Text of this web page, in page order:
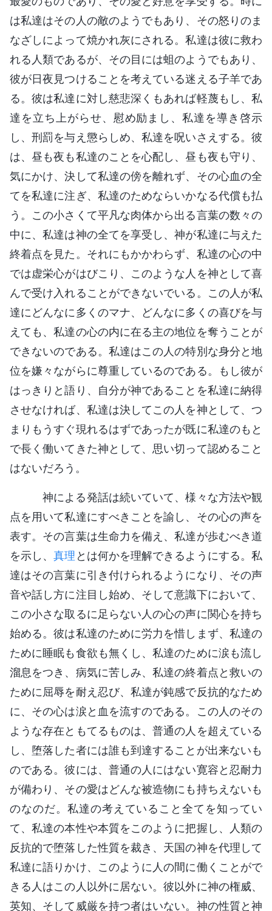
は私達はその人の敵のようでもあり、その怒りのま
なざしによって焼かれ灰にされる。私達は彼に救わ
れる人類であるが、その目には蛆のようでもあり、
彼が日夜見つけることを考えている迷える子羊であ
る。彼は私達に対し慈悲深くもあれば軽蔑もし、私
達を立ち上がらせ、慰め励まし、私達を導き啓示
し、刑罰を与え懲らしめ、私達を呪いさえする。彼
は、昼も夜も私達のことを心配し、昼も夜も守り、
気にかけ、決して私達の傍を離れず、その心血の全
てを私達に注ぎ、私達のためならいかなる代償も払
う。この小さくて平凡な肉体から出る言葉の数々の
中に、私達は神の全てを享受し、神が私達に与えた
終着点を見た。それにもかかわらず、私達の心の中
では虚栄心がはびこり、このような人を神として喜
んで受け入れることができないでいる。この人が私
達にどんなに多くのマナ、どんなに多くの喜びを与
えても、私達の心の内に在る主の地位を奪うことが
できないのである。私達はこの人の特別な身分と地
位を嫌々ながらに尊重しているのである。もし彼が
はっきりと語り、自分が神であることを私達に納得
させなければ、私達は決してこの人を神として、つ
まりもうすぐ現れるはずであったが既に私達のもと
で長く働いてきた神として、思い切って認めること
はないだろう。
神による発話は続いていて、様々な方法や観
点を用いて私達にすべきことを諭し、その心の声を
表す。その言葉は生命力を備え、私達が歩むべき道
を示し、真理 とは何かを理解できるようにする。私
達はその言葉に引き付けられるようになり、その声
音や話し方に注目し始め、そして意識下において、
この小さな取るに足らない人の心の声に関心を持ち
始める。彼は私達のために労力を惜しまず、私達の
ために睡眠も食欲も無くし、私達のために涙も流し
溜息をつき、病気に苦しみ、私達の終着点と救いの
ために屈辱を耐え忍び、私達が鈍感で反抗的なため
に、その心は涙と血を流すのである。この人のその
ような存在ともてるものは、普通の人を超えている
し、堕落した者には誰も到達することが出来ないも
のである。彼には、普通の人にはない寛容と忍耐力
が備わり、その愛はどんな被造物にも持ちえないも
のなのだ。私達の考えていること全てを知ってい
て、私達の本性や本質をこのように把握し、人類の
反抗的で堕落した性質を裁き、天国の神を代理して
私達に語りかけ、このように人の間に働くことがで
きる人はこの人以外に居ない。彼以外に神の権威、
英知、そして威厳を持つ者はいない。神の性質と神